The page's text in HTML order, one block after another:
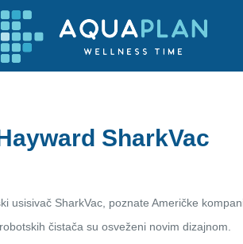
SharkVac
usisivač SharkVac, poznate Američke
čistača su osveženi novim dizajnom.